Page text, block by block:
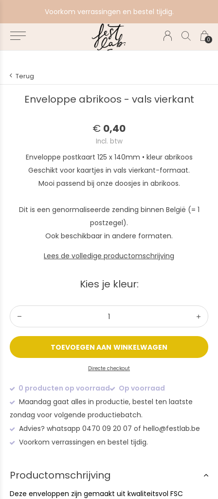
0
Voorkom verrassingen en bestel tijdig.
Terug
Enveloppe abrikoos - vals vierkant
€ 0,40
Incl. btw
Enveloppe postkaart 125 x 140mm • kleur abrikoos
Geschikt voor kaartjes in vals vierkant-formaat.
Mooi passend bij onze doosjes in abrikoos.
Dit is een genormaliseerde zending binnen België (= 1
postzegel).
Ook beschikbaar in andere formaten.
Lees de volledige productomschrijving
Kies je kleur:
TOEVOEGEN AAN WINKELWAGEN
Directe checkout
0 producten op voorraad
Op voorraad
Maandag gaat alles in productie, bestel ten laatste
zondag voor volgende productiebatch.
Advies? whatsapp 0470 09 20 07 of hello@festlab.be
Voorkom verrassingen en bestel tijdig.
Productomschrijving
Deze enveloppen zijn gemaakt uit kwaliteitsvol FSC